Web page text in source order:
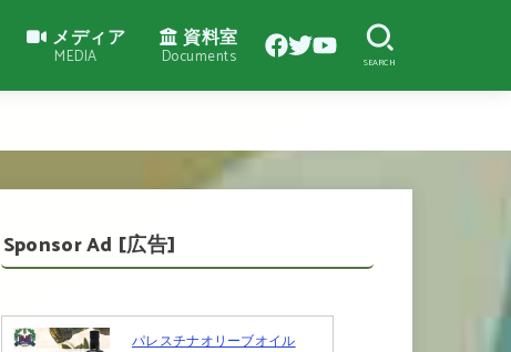
メディア
MEDIA
資料室
Documents SEARCH
Sponsor Ad [広告]
パレスチナオリーブオイル